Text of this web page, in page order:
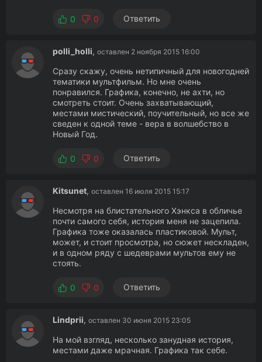
0 0 Ответить
polli_holli, оставлен 2 ноября 2015 16:00
Сразу скажу, очень нетипичный для новогодней
тематики мультфильм. Но мне очень
понравился. Графика, конечно, не ахти, но
смотреть стоит. Очень захватывающий,
местами мистический, поучительный, но все же
сведен к одной теме - вера в волшебство в
Новый Год.
0 0 Ответить
Kitsunet, оставлен 16 июля 2015 15:17
Несмотря на блистательного Хэнкса в обличье
почти самого себя, история меня не зацепила.
Графика тоже оказалась пластиковой. Мульт,
может, и стоит просмотра, но сюжет нескладен,
и в одном ряду с шедеврами мультов ему не
стоять.
0 0 Ответить
Lindprii, оставлен 30 июня 2015 23:05
На мой взгляд, несколько занудная история,
местами даже мрачная. Графика так себе.